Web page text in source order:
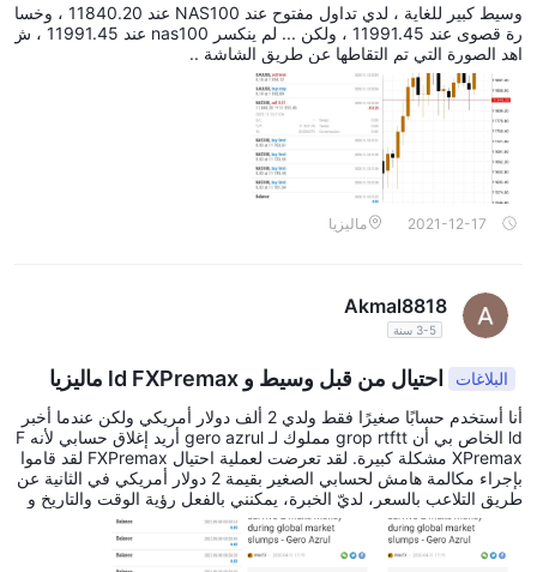
وسيط كبير للغاية ، لدي تداول مفتوح عند NAS100 عند 11840.20 ، وخسا
رة قصوى عند 11991.45 ، ولكن ... لم ينكسر nas100 عند 11991.45 ، ش
اهد الصورة التي تم التقاطها عن طريق الشاشة ..
2021-12-17 ماليزيا
Akmal8818
3-5 سنة
البلاغات احتيال من قبل وسيط و ld FXPremax ماليزيا
أنا أستخدم حسابًا صغيرًا فقط ولدي 2 ألف دولار أمريكي ولكن عندما أخبر
ld الخاص بي أن grop rtftt مملوك لـ gero azrul أريد إغلاق حسابي لأنه F
XPremax مشكلة كبيرة. لقد تعرضت لعملية احتيال FXPremax لقد قاموا
بإجراء مكالمة هامش لحسابي الصغير بقيمة 2 دولار أمريكي في الثانية عن
طريق التلاعب بالسعر، لديّ الخبرة، يمكنني بالفعل رؤية الوقت والتاريخ و
سعر الذهب في ذلك الوقت. الذهب لا يتحرك على الإطلاق في ذلك الوقت
ولكن في حسابي، قمت بالفعل بإجراء MC بسبب انخفاض السعر. قبل أن
يحدث ذلك أخبرتني أنني أريد إغلاق حسابي في FXPremax ما الذي يجعلن